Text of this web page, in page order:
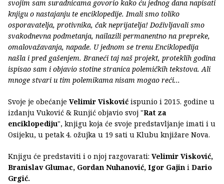
svojim sam suradnicama govorio kako ću jednog dana napisati
knjigu o nastajanju te enciklopedije. Imali smo toliko
osporavatelja, protivnika, čak neprijatelja! Doživljavali smo
svakodnevna podmetanja, nailazili permanentno na prepreke,
omalovažavanja, napade. U jednom se trenu Enciklopedija
našla i pred gašenjem. Braneći taj naš projekt, proteklih godina
ispisao sam i objavio stotine stranica polemičkih tekstova. Ali
mnoge stvari u tim polemikama nisam mogao reći...
Svoje je obećanje Velimir Visković ispunio i 2015. godine u
izdanju Vuković & Runjić objavio svoj "Rat za
enciklopediju", knjigu koja će svoje predstavljanje imati i u
Osijeku, u petak 4. ožujka u 19 sati u Klubu knjižare Nova.
Knjigu će predstaviti i o njoj razgovarati: Velimir Visković,
Branislav Glumac, Gordan Nuhanović, Igor Gajin i Dario
Grgić.